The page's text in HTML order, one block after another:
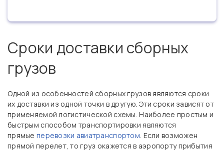
Сроки доставки сборных
грузов
Одной из особенностей сборных грузов являются сроки
их доставки из одной точки в другую. Эти сроки зависят от
применяемой логистической схемы. Наиболее простым и
быстрым способом транспортировки являются
прямые перевозки авиатранспортом. Если возможен
прямой перелет, то груз окажется в аэропорту прибытия